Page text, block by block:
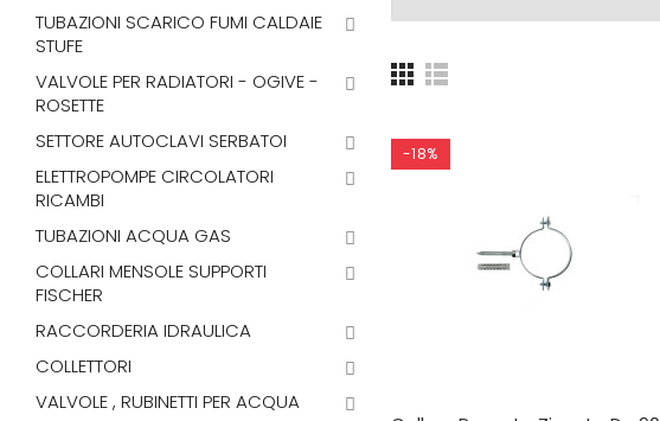
-18%
TUBAZIONI SCARICO FUMI CALDAIE
STUFE
VALVOLE PER RADIATORI - OGIVE -
ROSETTE
SETTORE AUTOCLAVI SERBATOI
ELETTROPOMPE CIRCOLATORI
RICAMBI
TUBAZIONI ACQUA GAS
COLLARI MENSOLE SUPPORTI
FISCHER
RACCORDERIA IDRAULICA
COLLETTORI
VALVOLE , RUBINETTI PER ACQUA